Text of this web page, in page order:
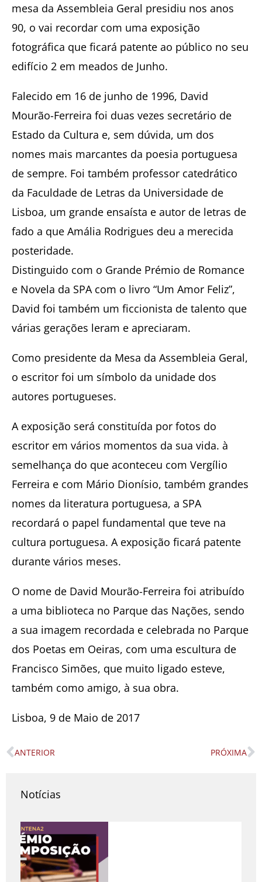
mesa da Assembleia Geral presidiu nos anos
90, o vai recordar com uma exposição
fotográfica que ficará patente ao público no seu
edifício 2 em meados de Junho.
Falecido em 16 de junho de 1996, David
Mourão-Ferreira foi duas vezes secretário de
Estado da Cultura e, sem dúvida, um dos
nomes mais marcantes da poesia portuguesa
de sempre. Foi também professor catedrático
da Faculdade de Letras da Universidade de
Lisboa, um grande ensaísta e autor de letras de
fado a que Amália Rodrigues deu a merecida
posteridade.
Distinguido com o Grande Prémio de Romance
e Novela da SPA com o livro “Um Amor Feliz”,
David foi também um ficcionista de talento que
várias gerações leram e apreciaram.
Como presidente da Mesa da Assembleia Geral,
o escritor foi um símbolo da unidade dos
autores portugueses.
A exposição será constituída por fotos do
escritor em vários momentos da sua vida. à
semelhança do que aconteceu com Vergílio
Ferreira e com Mário Dionísio, também grandes
nomes da literatura portuguesa, a SPA
recordará o papel fundamental que teve na
cultura portuguesa. A exposição ficará patente
durante vários meses.
O nome de David Mourão-Ferreira foi atribuído
a uma biblioteca no Parque das Nações, sendo
a sua imagem recordada e celebrada no Parque
dos Poetas em Oeiras, com uma escultura de
Francisco Simões, que muito ligado esteve,
também como amigo, à sua obra.
Lisboa, 9 de Maio de 2017
Prev
ANTERIOR PRÓXIMA
Notícias